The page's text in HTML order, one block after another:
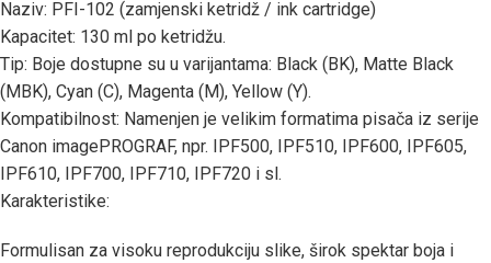
Naziv: PFI-102 (zamjenski ketridž / ink cartridge)
Kapacitet: 130 ml po ketridžu.
Tip: Boje dostupne su u varijantama: Black (BK), Matte Black
(MBK), Cyan (C), Magenta (M), Yellow (Y).
Kompatibilnost: Namenjen je velikim formatima pisača iz serije
Canon imagePROGRAF, npr. IPF500, IPF510, IPF600, IPF605,
IPF610, IPF700, IPF710, IPF720 i sl.
Karakteristike:
Formulisan za visoku reprodukciju slike, širok spektar boja i